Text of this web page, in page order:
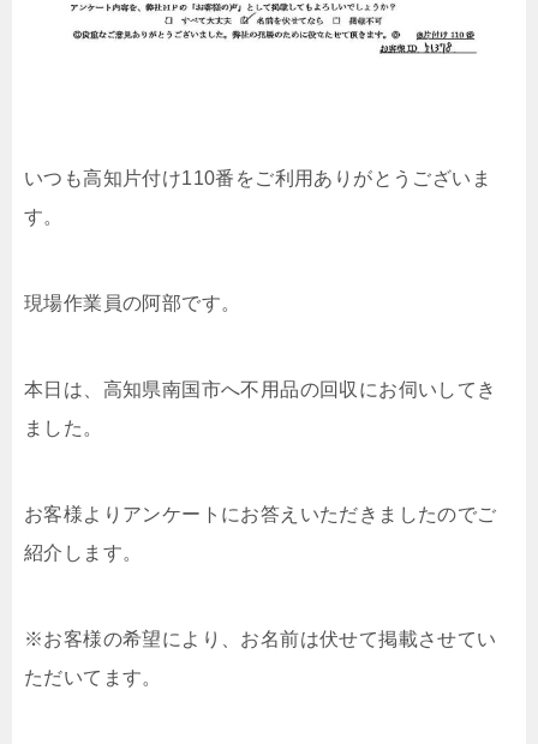
いつも高知片付け110番をご利用ありがとうございま
す。
現場作業員の阿部です。
本日は、高知県南国市へ不用品の回収にお伺いしてき
ました。
お客様よりアンケートにお答えいただきましたのでご
紹介します。
※お客様の希望により、お名前は伏せて掲載させてい
ただいてます。